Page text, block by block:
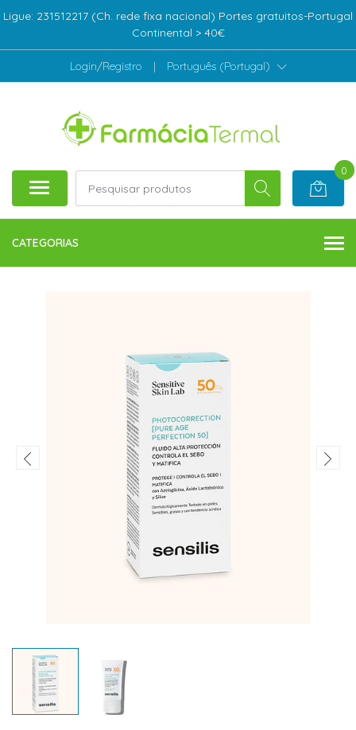
Ligue: 231512217 (Ch. rede fixa nacional) Portes gratuitos-Portugal
Continental > 40€
Login/Registro | Português (Portugal)
0
CATEGORIAS